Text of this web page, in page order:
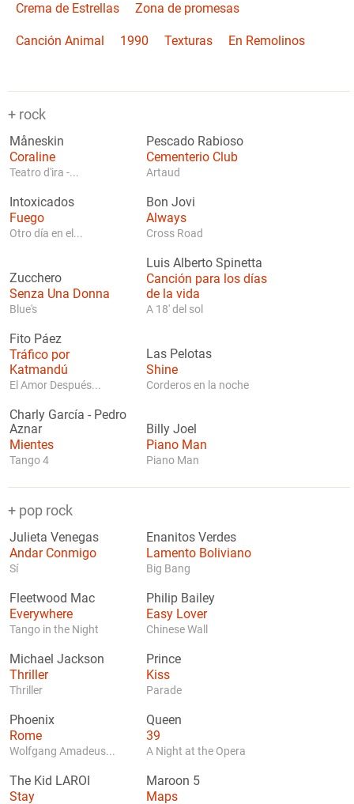
Crema de Estrellas Zona de promesas
Canción Animal 1990 Texturas En Remolinos
+ rock
Måneskin
Coraline
Teatro d'ira -...
Pescado Rabioso
Cementerio Club
Artaud
Intoxicados
Fuego
Otro día en el...
Bon Jovi
Always
Cross Road
Zucchero
Senza Una Donna
Blue's
Luis Alberto Spinetta
Canción para los días
de la vida
A 18' del sol
Fito Páez
Tráfico por
Katmandú
El Amor Después...
Las Pelotas
Shine
Corderos en la noche
Charly García - Pedro
Aznar
Mientes
Tango 4
Billy Joel
Piano Man
Piano Man
+ pop rock
Julieta Venegas
Andar Conmigo
Sí
Enanitos Verdes
Lamento Boliviano
Big Bang
Fleetwood Mac
Everywhere
Tango in the Night
Philip Bailey
Easy Lover
Chinese Wall
Michael Jackson
Thriller
Thriller
Prince
Kiss
Parade
Phoenix
Rome
Wolfgang Amadeus...
Queen
39
A Night at the Opera
The Kid LAROI
Stay
Maroon 5
Maps